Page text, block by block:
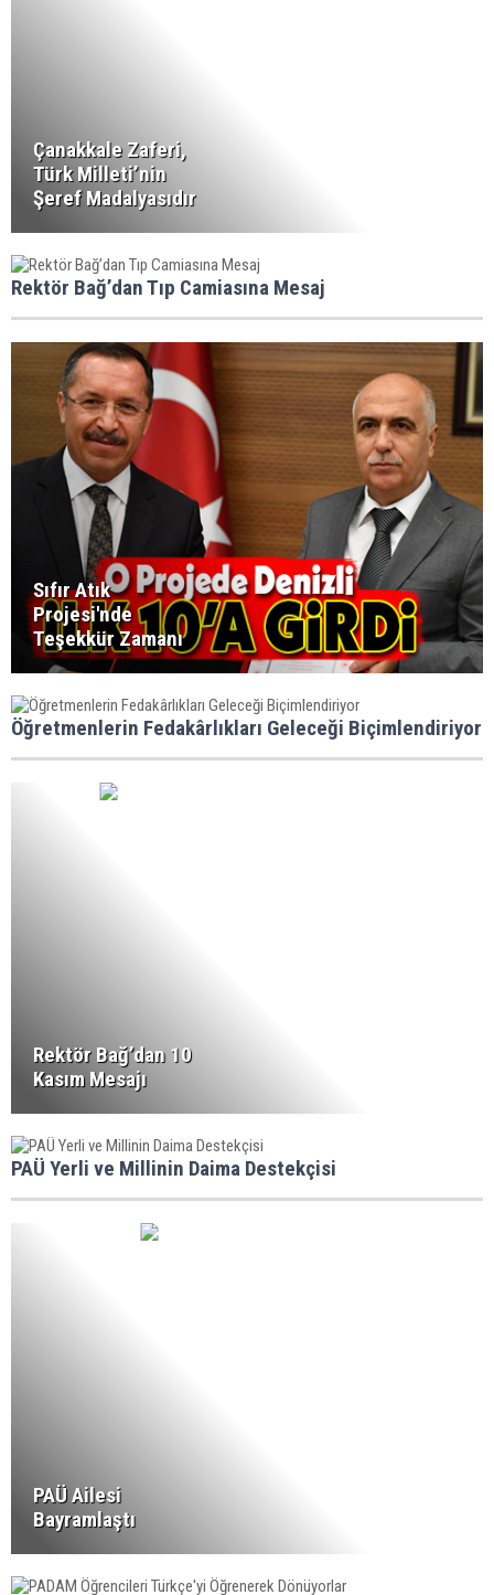
Çanakkale Zaferi,
Türk Milleti’nin
Şeref Madalyasıdır
Rektör Bağ’dan Tıp Camiasına Mesaj
Sıfır Atık
Projesi'nde
Teşekkür Zamanı
Öğretmenlerin Fedakârlıkları Geleceği Biçimlendiriyor
Rektör Bağ’dan 10
Kasım Mesajı
PAÜ Yerli ve Millinin Daima Destekçisi
PAÜ Ailesi
Bayramlaştı